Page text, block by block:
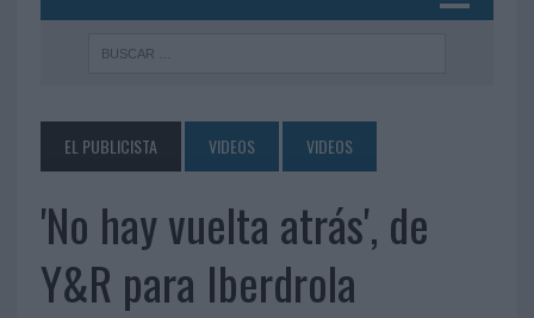
EL PUBLICISTA VIDEOS VIDEOS
'No hay vuelta atrás', de
Y&R para Iberdrola